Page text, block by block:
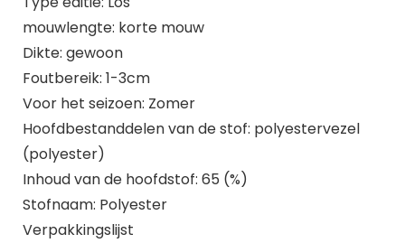
mouwlengte: korte mouw
Dikte: gewoon
Foutbereik: 1-3cm
Voor het seizoen: Zomer
Hoofdbestanddelen van de stof: polyestervezel
(polyester)
Inhoud van de hoofdstof: 65 (%)
Stofnaam: Polyester
Verpakkingslijst